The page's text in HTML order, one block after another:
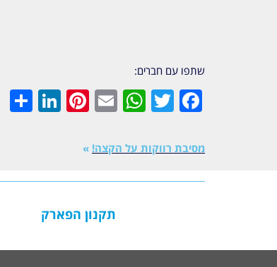
שתפו עם חברים:
Facebook
Twitter
WhatsApp
Email
מסיבת רווקות על הקצה! »
תקנון הפארק